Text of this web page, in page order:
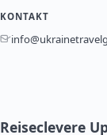
KONTAKT
Reiseclevere